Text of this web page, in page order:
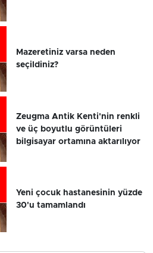
Mazeretiniz varsa neden
seçildiniz?
Zeugma Antik Kenti'nin renkli
ve üç boyutlu görüntüleri
bilgisayar ortamına aktarılıyor
Yeni çocuk hastanesinin yüzde
30'u tamamlandı